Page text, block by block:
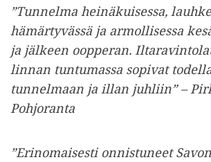
”Tunnelma heinäkuisessa,
hämärtyvässä ja armollisessa
ja jälkeen oopperan.
linnan tuntumassa sopivat
tunnelmaan ja illan juhliin” –
Pohjoranta
”Erinomaisesti onnistuneet